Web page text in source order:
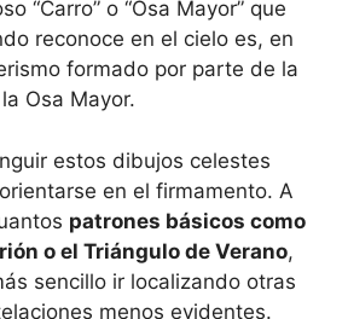
“Carro” o “Osa Mayor” que
reconoce en el cielo es, en
formado por parte de la
Osa Mayor.
estos dibujos celestes
en el firmamento. A
patrones básicos como
o el Triángulo de Verano,
sencillo ir localizando otras
menos evidentes.